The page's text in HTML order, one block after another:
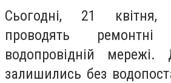
Сьогодні, 21
проводять
водопровідній мережі.
залишились без